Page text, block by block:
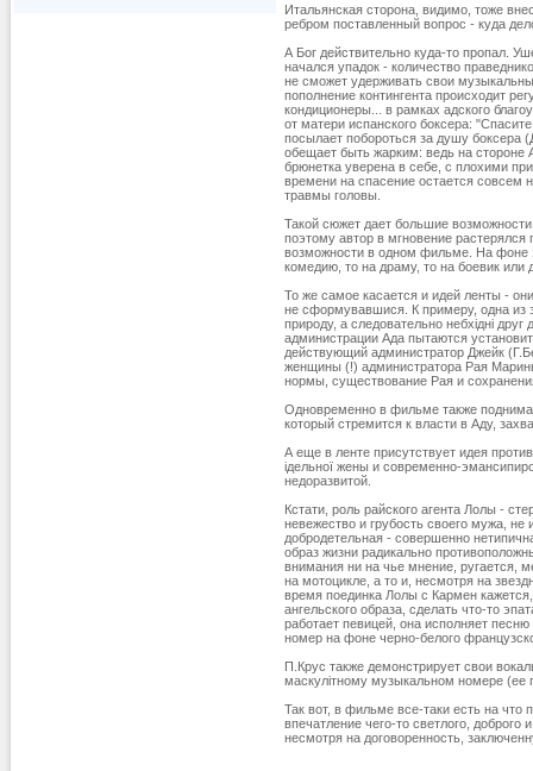
Итальянская сторона, видимо, тоже
ребром поставленный вопрос - куда
А Бог действительно куда-то пропал.
начался упадок - количество
не сможет удерживать свои
пополнение контингента происходит
кондиционеры... в рамках адского
от матери испанского боксера:
посылает побороться за душу боксера
обещает быть жарким: ведь на стороне
брюнетка уверена в себе, с плохими
времени на спасение остается совсем
травмы головы.
Такой сюжет дает большие
поэтому автор в мгновение
возможности в одном фильме. На фоне
комедию, то на драму, то на боевик или
То же самое касается и идей ленты -
не сформувавшися. К примеру, одна из
природу, а следовательно небхідні
администрации Ада пытаются
действующий администратор Джейк
женщины (!) администратора Рая
нормы, существование Рая и
Одновременно в фильме также
который стремится к власти в Аду,
А еще в ленте присутствует идея
ідельної жены и современно-
недоразвитой.
Кстати, роль райского агента Лолы -
невежество и грубость своего мужа,
добродетельная - совершенно
образ жизни радикально
внимания ни на чье мнение, ругается,
на мотоцикле, а то и, несмотря на
время поединка Лолы с Кармен
ангельского образа, сделать что-то
работает певицей, она исполняет
номер на фоне черно-белого
П.Крус также демонстрирует свои
маскулітному музыкальном номере (ее
Так вот, в фильме все-таки есть на что
впечатление чего-то светлого, доброго
несмотря на договоренность,